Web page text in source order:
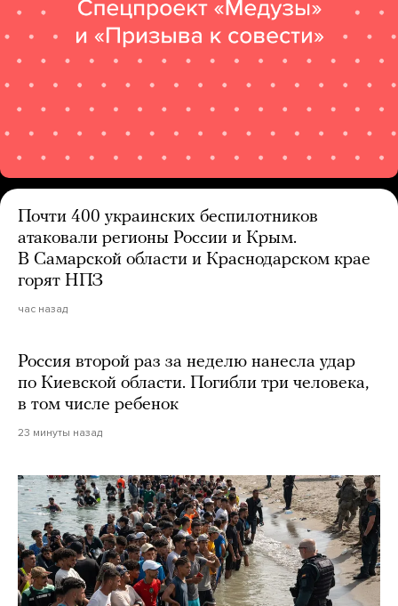
Почти 400 украинских беспилотников
атаковали регионы России и Крым.
В Самарской области и Краснодарском крае
горят НПЗ
час назад
Россия второй раз за неделю нанесла удар
по Киевской области. Погибли три человека,
в том числе ребенок
23 минуты назад